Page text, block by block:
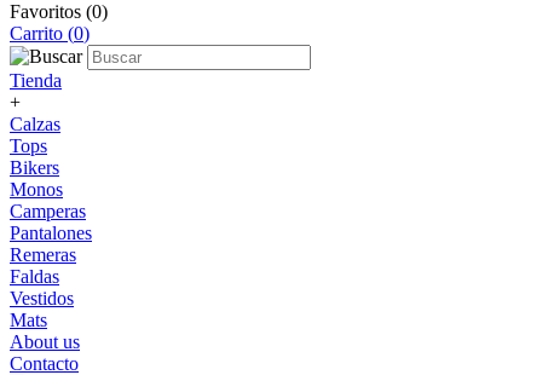
Favoritos (0)
Carrito (0)
Tienda
+
Calzas
Tops
Bikers
Monos
Camperas
Pantalones
Remeras
Faldas
Vestidos
Mats
About us
Contacto